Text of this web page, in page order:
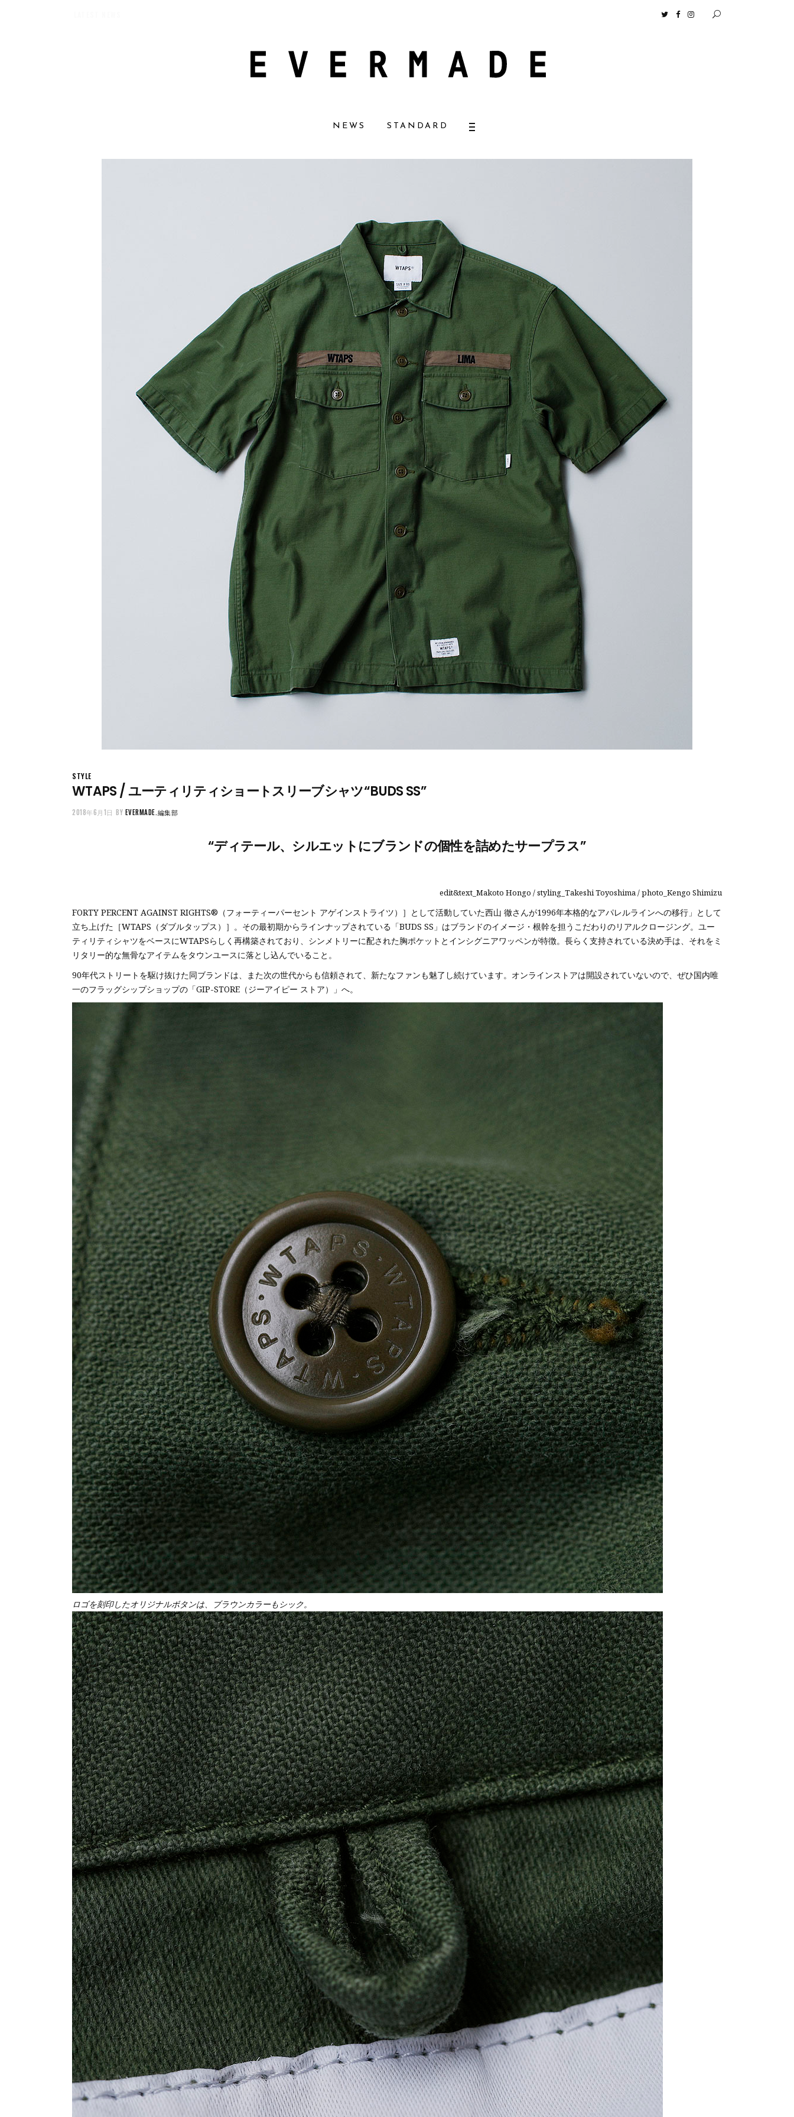
【エバーメイドショップ】［ムロセンツ］の生活に馴染むディフューザーナチュラルコスメ好きに一押し！ 松本恵
NEWS STANDARD
STYLE
WTAPS / ユーティリティショートスリーブシャツ“BUDS SS”
2018年6月1日 BY EVERMADE.編集部
“ディテール、シルエットにブランドの個性を詰めたサープラス”
edit&text_Makoto Hongo / styling_Takeshi Toyoshima / photo_Kengo Shimizu
FORTY PERCENT AGAINST RIGHTS®（フォーティーパーセント アゲインストライツ）］として活動していた西山 徹さんが1996年本格的なアパレルラインへの移行」として
立ち上げた［WTAPS（ダブルタップス）］。その最初期からラインナップされている「BUDS SS」はブランドのイメージ・根幹を担うこだわりのリアルクロージング。ユー
ティリティシャツをベースにWTAPSらしく再構築されており、シンメトリーに配された胸ポケットとインシグニアワッペンが特徴。長らく支持されている決め手は、それをミ
リタリー的な無骨なアイテムをタウンユースに落とし込んでいること。
90年代ストリートを駆け抜けた同ブランドは、また次の世代からも信頼されて、新たなファンも魅了し続けています。オンラインストアは開設されていないので、ぜひ国内唯
一のフラッグシップショップの「GIP-STORE（ジーアイピー ストア）」へ。
ロゴを刻印したオリジナルボタンは、ブラウンカラーもシック。